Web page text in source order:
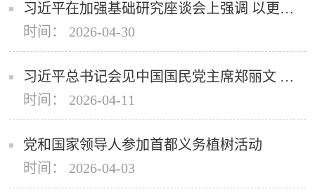
习近平在加强基础研究座谈会上强调 以更大力度更实举措加强基础研究 进一步打牢科技强国建设根基
时间： 2026-04-30
习近平总书记会见中国国民党主席郑丽文 王沪宁蔡奇等参加会见
时间： 2026-04-11
党和国家领导人参加首都义务植树活动
时间： 2026-04-03